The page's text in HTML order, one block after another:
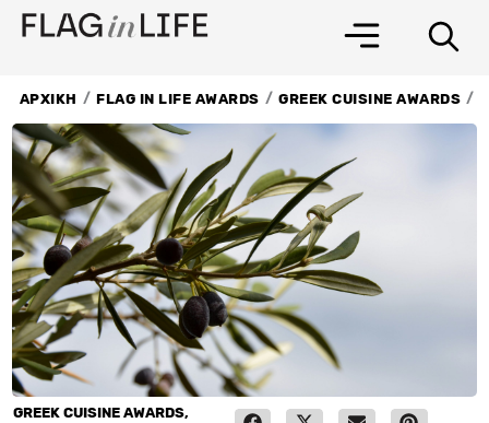
Μετάβαση
στο
ΑΡΧΙΚΗ / FLAG IN LIFE AWARDS / GREEK CUISINE AWARDS /
GREEK CUISINE AWARDS,